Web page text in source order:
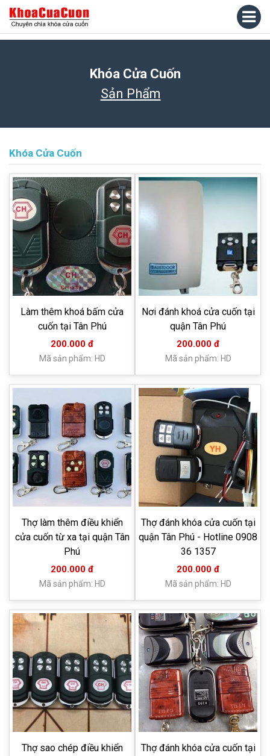
Khóa Cửa Cuốn
Sản Phẩm
Khóa Cửa Cuốn
Làm thêm khoá bấm cửa
cuốn tại Tân Phú
200.000 đ
Mã sản phẩm: HD
Nơi đánh khoá cửa cuốn tại
quận Tân Phú
200.000 đ
Mã sản phẩm: HD
Thợ làm thêm điều khiển
cửa cuốn từ xa tại quận Tân
Phú
200.000 đ
Mã sản phẩm: HD
Thợ đánh khóa cửa cuốn tại
quận Tân Phú - Hotline 0908
36 1357
200.000 đ
Mã sản phẩm: HD
Thợ sao chép điều khiển
Thợ đánh khóa cửa cuốn tại